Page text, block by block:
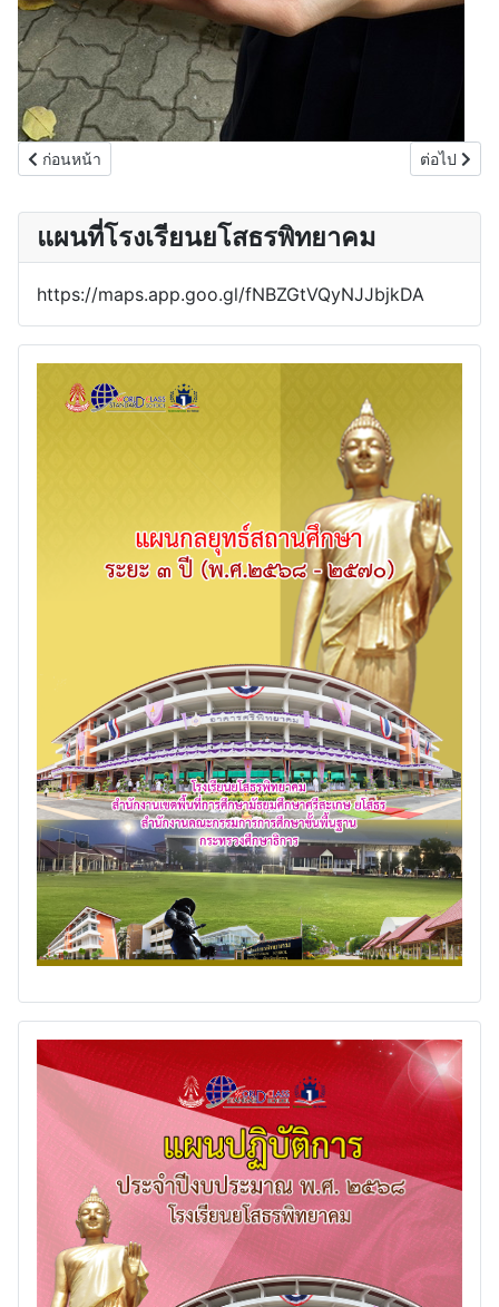
เนื้อหาก่อนหน้า: พระพรชัยมงคลเฉลิมพระชนมพรรษาพระบาทสมเด็จ
ก่อนหน้า เนื้อหาถัด
ต่อไป
แผนที่โรงเรียนยโสธรพิทยาคม
https://maps.app.goo.gl/fNBZGtVQyNJJbjkDA